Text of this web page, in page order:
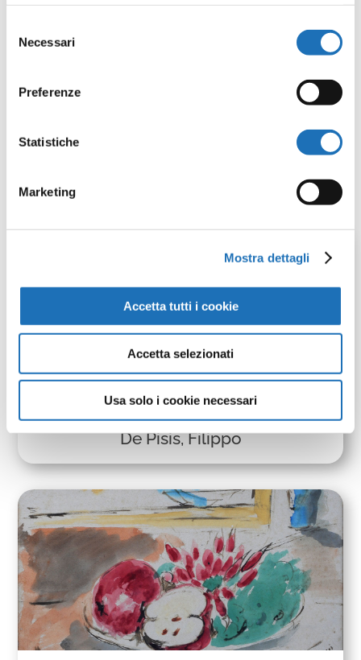
delNecessari
Preferenze
Statistiche
Marketing
Mostra dettagli
Accetta tutti i cookie
Accetta selezionati
Usa solo i cookie necessari
Scopri le opere
Interno con Cocò
De Pisis, Filippo